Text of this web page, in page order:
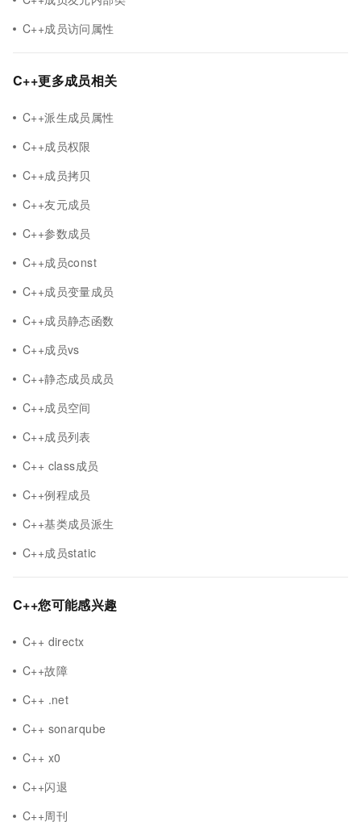
C++成员访问属性
C++更多成员相关
C++派生成员属性
C++成员权限
C++成员拷贝
C++友元成员
C++参数成员
C++成员const
C++成员变量成员
C++成员静态函数
C++成员vs
C++静态成员成员
C++成员空间
C++成员列表
C++ class成员
C++例程成员
C++基类成员派生
C++成员static
C++您可能感兴趣
C++ directx
C++故障
C++ .net
C++ sonarqube
C++ x0
C++闪退
C++周刊